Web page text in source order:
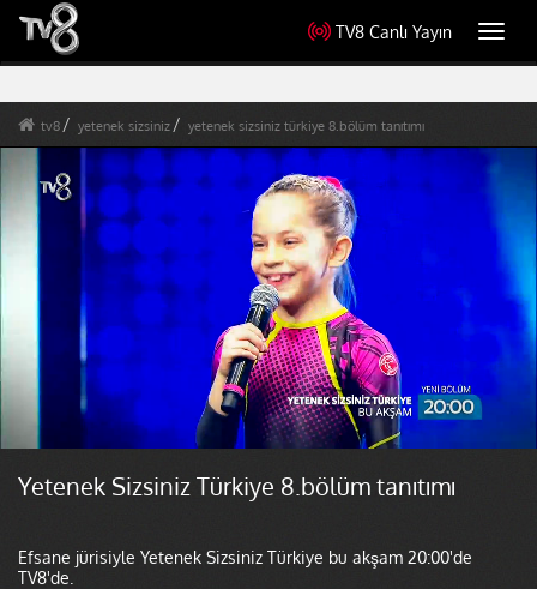
TV8 Canlı Yayın
tv8 yetenek sizsiniz yetenek sizsiniz türkiye 8.bölüm tanıtımı
Yetenek Sizsiniz Türkiye 8.bölüm tanıtımı
Efsane jürisiyle Yetenek Sizsiniz Türkiye bu akşam 20:00'de
TV8'de.